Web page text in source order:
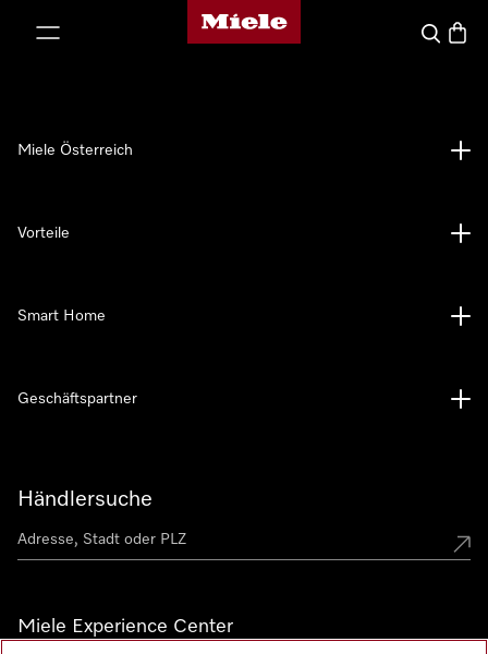
Miele-Homepage
Suche
Händlersuche
Miele Experience Center
Miele Österreich
Vorteile
Smart Home
Geschäftspartner